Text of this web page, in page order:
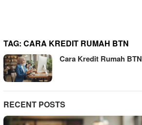
TAG: CARA KREDIT RUMAH BTN
Cara Kredit Rumah BTN
RECENT POSTS